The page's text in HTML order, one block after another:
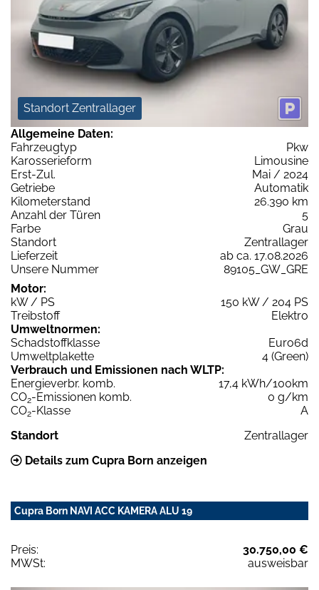
Standort Zentrallager
Allgemeine Daten:
Fahrzeugtyp
Pkw
Karosserieform
Limousine
Erst-Zul.
Mai / 2024
Getriebe
Automatik
Kilometerstand
26.390 km
Anzahl der Türen
5
Farbe
Grau
Standort
Zentrallager
Lieferzeit
ab ca. 17.08.2026
Unsere Nummer
89105_GW_GRE
Motor:
kW / PS
150 kW / 204 PS
Treibstoff
Elektro
Umweltnormen:
Schadstoffklasse
Euro6d
Umweltplakette
4 (Green)
Verbrauch und Emissionen nach WLTP:
Energieverbr. komb.
17,4 kWh/100km
CO2-Emissionen komb.
0 g/km
CO2-Klasse
A
Standort
Zentrallager
Details zum Cupra Born anzeigen
Cupra Born NAVI ACC KAMERA ALU 19
Preis:
30.750,00 €
MWSt:
ausweisbar